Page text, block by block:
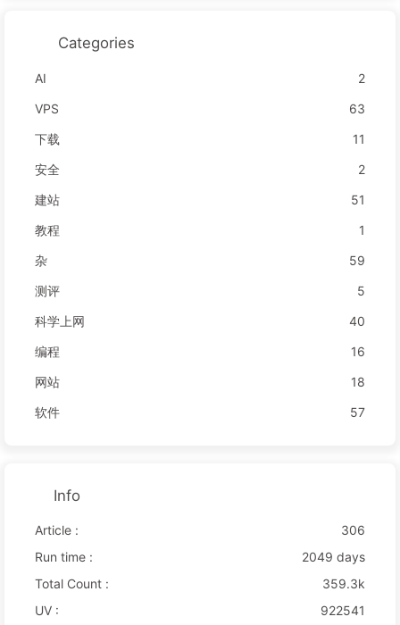
Categories
AI
2
VPS
63
下载
11
安全
2
建站
51
教程
1
杂
59
测评
5
科学上网
40
编程
16
网站
18
软件
57
Info
Article :
306
Run time :
2049 days
Total Count :
359.3k
UV :
922541